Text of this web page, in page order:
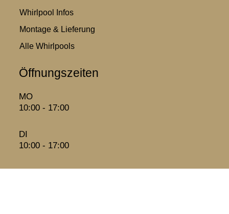
Whirlpool Infos
Montage & Lieferung
Alle Whirlpools
Öffnungszeiten
MO
10:00 - 17:00
DI
10:00 - 17:00
MI